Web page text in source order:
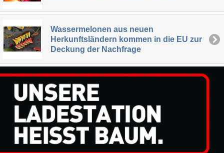
Wassermelonen aus neuen
Herkunftsländern kommen in die EU zur
Deckung der Nachfrage